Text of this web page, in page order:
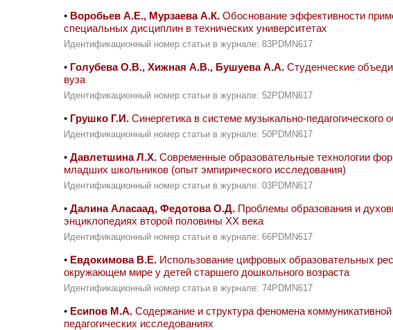
• Воробьев А.Е., Мурзаева А.К. Обоснование эффективности
специальных дисциплин в технических университетах
Идентификационный номер статьи в журнале: 83PDMN617
• Голубева О.В., Хижная А.В., Бушуева А.А. Студенческие
вуза
Идентификационный номер статьи в журнале: 52PDMN617
• Грушко Г.И. Синергетика в системе музыкально-педагогического
Идентификационный номер статьи в журнале: 50PDMN617
• Давлетшина Л.Х. Современные образовательные технологии
младших школьников (опыт эмпирического исследования)
Идентификационный номер статьи в журнале: 03PDMN617
• Далина Аласаад, Федотова О.Д. Проблемы образования и
энциклопедиях второй половины ХХ века
Идентификационный номер статьи в журнале: 66PDMN617
• Евдокимова В.Е. Использование цифровых образовательных
окружающем мире у детей старшего дошкольного возраста
Идентификационный номер статьи в журнале: 74PDMN617
• Есипов М.А. Содержание и структура феномена
педагогических исследованиях